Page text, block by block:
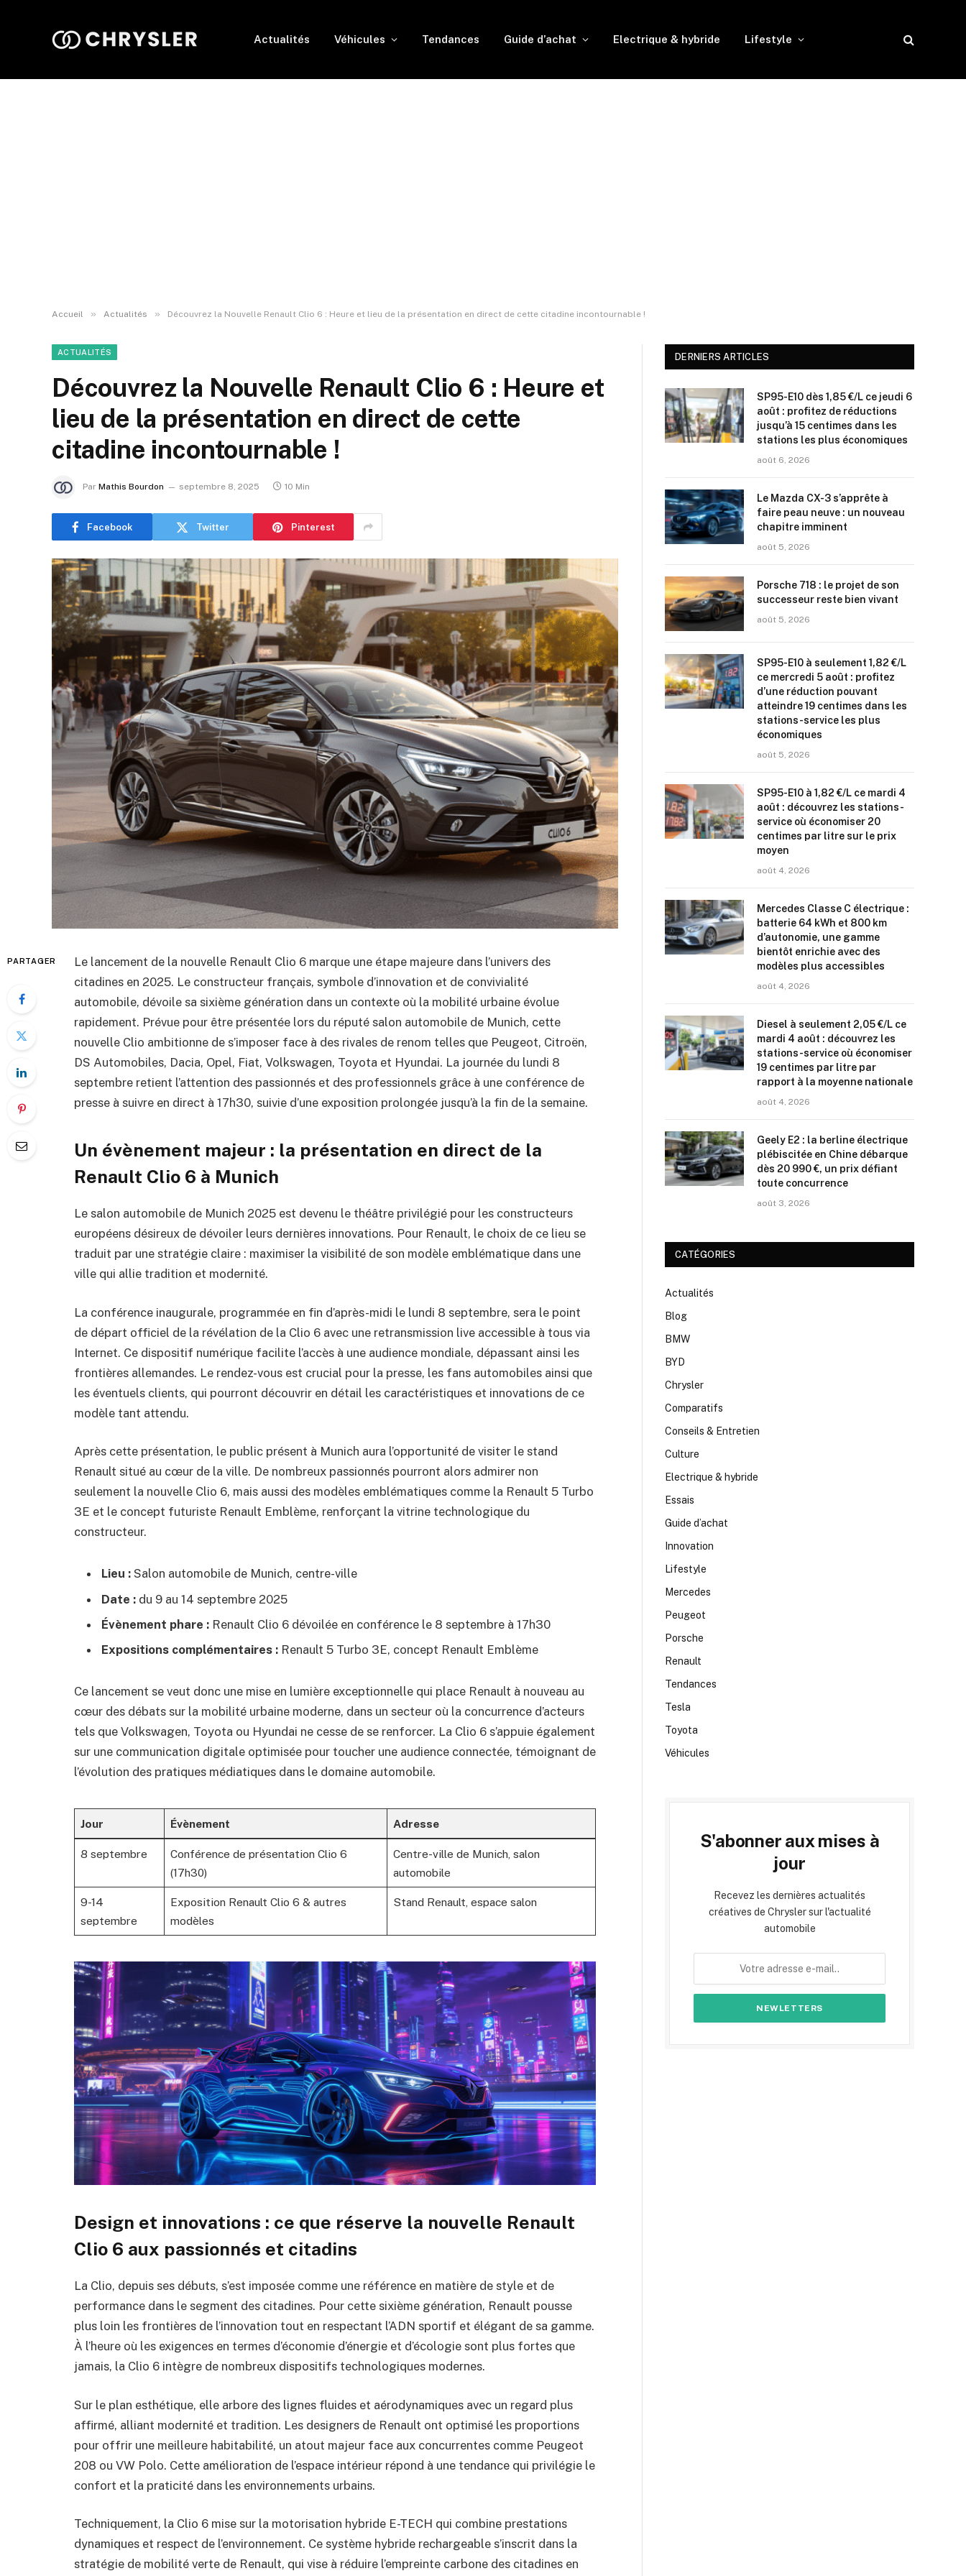
Actualités Véhicules Tendances Guide d’achat Electrique & hybride Lifestyle
Accueil » Actualités » Découvrez la Nouvelle Renault Clio 6 : Heure et lieu de la présentation en direct de cette citadine incontournable !
ACTUALITÉS
Découvrez la Nouvelle Renault Clio 6 : Heure et
lieu de la présentation en direct de cette
citadine incontournable !
Par Mathis Bourdon septembre 8, 2025 10 Min
Facebook Twitter Pinterest
PARTAGER
Le lancement de la nouvelle Renault Clio 6 marque une étape majeure dans l’univers des
citadines en 2025. Le constructeur français, symbole d’innovation et de convivialité
automobile, dévoile sa sixième génération dans un contexte où la mobilité urbaine évolue
rapidement. Prévue pour être présentée lors du réputé salon automobile de Munich, cette
nouvelle Clio ambitionne de s’imposer face à des rivales de renom telles que Peugeot, Citroën,
DS Automobiles, Dacia, Opel, Fiat, Volkswagen, Toyota et Hyundai. La journée du lundi 8
septembre retient l’attention des passionnés et des professionnels grâce à une conférence de
presse à suivre en direct à 17h30, suivie d’une exposition prolongée jusqu’à la fin de la semaine.
Un évènement majeur : la présentation en direct de la
Renault Clio 6 à Munich
Le salon automobile de Munich 2025 est devenu le théâtre privilégié pour les constructeurs
européens désireux de dévoiler leurs dernières innovations. Pour Renault, le choix de ce lieu se
traduit par une stratégie claire : maximiser la visibilité de son modèle emblématique dans une
ville qui allie tradition et modernité.
La conférence inaugurale, programmée en fin d’après-midi le lundi 8 septembre, sera le point
de départ officiel de la révélation de la Clio 6 avec une retransmission live accessible à tous via
Internet. Ce dispositif numérique facilite l’accès à une audience mondiale, dépassant ainsi les
frontières allemandes. Le rendez-vous est crucial pour la presse, les fans automobiles ainsi que
les éventuels clients, qui pourront découvrir en détail les caractéristiques et innovations de ce
modèle tant attendu.
Après cette présentation, le public présent à Munich aura l’opportunité de visiter le stand
Renault situé au cœur de la ville. De nombreux passionnés pourront alors admirer non
seulement la nouvelle Clio 6, mais aussi des modèles emblématiques comme la Renault 5 Turbo
3E et le concept futuriste Renault Emblème, renforçant la vitrine technologique du
constructeur.
Lieu : Salon automobile de Munich, centre-ville
Date : du 9 au 14 septembre 2025
Évènement phare : Renault Clio 6 dévoilée en conférence le 8 septembre à 17h30
Expositions complémentaires : Renault 5 Turbo 3E, concept Renault Emblème
Ce lancement se veut donc une mise en lumière exceptionnelle qui place Renault à nouveau au
cœur des débats sur la mobilité urbaine moderne, dans un secteur où la concurrence d’acteurs
tels que Volkswagen, Toyota ou Hyundai ne cesse de se renforcer. La Clio 6 s’appuie également
sur une communication digitale optimisée pour toucher une audience connectée, témoignant de
l’évolution des pratiques médiatiques dans le domaine automobile.
Jour Évènement Adresse
8 septembre
Conférence de présentation Clio 6
(17h30)
Centre-ville de Munich, salon
automobile
9-14
septembre
Exposition Renault Clio 6 & autres
modèles
Stand Renault, espace salon
Design et innovations : ce que réserve la nouvelle Renault
Clio 6 aux passionnés et citadins
La Clio, depuis ses débuts, s’est imposée comme une référence en matière de style et de
performance dans le segment des citadines. Pour cette sixième génération, Renault pousse
plus loin les frontières de l’innovation tout en respectant l’ADN sportif et élégant de sa gamme.
À l’heure où les exigences en termes d’économie d’énergie et d’écologie sont plus fortes que
jamais, la Clio 6 intègre de nombreux dispositifs technologiques modernes.
Sur le plan esthétique, elle arbore des lignes fluides et aérodynamiques avec un regard plus
affirmé, alliant modernité et tradition. Les designers de Renault ont optimisé les proportions
pour offrir une meilleure habitabilité, un atout majeur face aux concurrentes comme Peugeot
208 ou VW Polo. Cette amélioration de l’espace intérieur répond à une tendance qui privilégie le
confort et la praticité dans les environnements urbains.
Techniquement, la Clio 6 mise sur la motorisation hybride E-TECH qui combine prestations
dynamiques et respect de l’environnement. Ce système hybride rechargeable s’inscrit dans la
stratégie de mobilité verte de Renault, qui vise à réduire l’empreinte carbone des citadines en
DERNIERS ARTICLES
SP95-E10 dès 1,85 €/L ce jeudi 6
août : profitez de réductions
jusqu’à 15 centimes dans les
stations les plus économiques
août 6, 2026
Le Mazda CX-3 s’apprête à
faire peau neuve : un nouveau
chapitre imminent
août 5, 2026
Porsche 718 : le projet de son
successeur reste bien vivant
août 5, 2026
SP95-E10 à seulement 1,82 €/L
ce mercredi 5 août : profitez
d’une réduction pouvant
atteindre 19 centimes dans les
stations-service les plus
économiques
août 5, 2026
SP95-E10 à 1,82 €/L ce mardi 4
août : découvrez les stations-
service où économiser 20
centimes par litre sur le prix
moyen
août 4, 2026
Mercedes Classe C électrique :
batterie 64 kWh et 800 km
d’autonomie, une gamme
bientôt enrichie avec des
modèles plus accessibles
août 4, 2026
Diesel à seulement 2,05 €/L ce
mardi 4 août : découvrez les
stations-service où économiser
19 centimes par litre par
rapport à la moyenne nationale
août 4, 2026
Geely E2 : la berline électrique
plébiscitée en Chine débarque
dès 20 990 €, un prix défiant
toute concurrence
août 3, 2026
CATÉGORIES
Actualités
Blog
BMW
BYD
Chrysler
Comparatifs
Conseils & Entretien
Culture
Electrique & hybride
Essais
Guide d’achat
Innovation
Lifestyle
Mercedes
Peugeot
Porsche
Renault
Tendances
Tesla
Toyota
Véhicules
S'abonner aux mises à
jour
Recevez les dernières actualités
créatives de Chrysler sur l'actualité
automobile